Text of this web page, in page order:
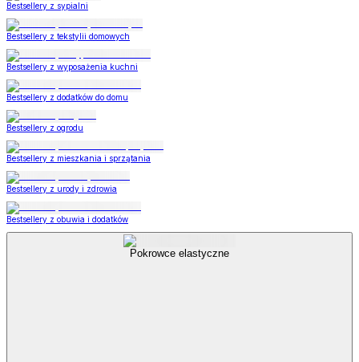
Bestsellery z sypialni
Bestsellery z tekstylii domowych
Bestsellery z wyposażenia kuchni
Bestsellery z dodatków do domu
Bestsellery z ogrodu
Bestsellery z mieszkania i sprzątania
Bestsellery z urody i zdrowia
Bestsellery z obuwia i dodatków
Pokrowce elastyczne